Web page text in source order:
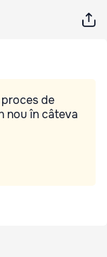
de
nou în câteva